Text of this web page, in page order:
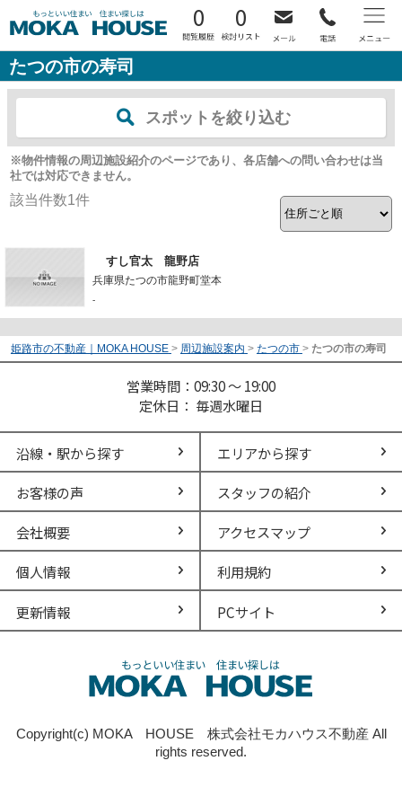
0 0
たつの市の寿司
スポットを絞り込む
※物件情報の周辺施設紹介のページであり、各店舗への問い合わせは当
社では対応できません。
該当件数1件
すし官太 龍野店
兵庫県たつの市龍野町堂本
-
姫路市の不動産｜MOKA HOUSE > 周辺施設案内 > たつの市 > たつの市の寿司
営業時間：09:30 ～ 19:00
定休日： 毎週水曜日
沿線・駅から探す エリアから探す
お客様の声 スタッフの紹介
会社概要 アクセスマップ
個人情報 利用規約
更新情報 PCサイト
Copyright(c) MOKA HOUSE 株式会社モカハウス不動産 All
rights reserved.